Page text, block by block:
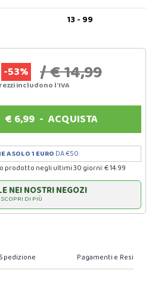
13 - 99
-53% / € 14,99
includono l'IVA
€ 6,99 -ACQUISTA
A SOLO 1 EURO DA €50
prodotto negli ultimi 30 giorni: € 14.99
NEI NOSTRI NEGOZI
SCOPRI DI PIÙ
Spedizione Pagamenti e Resi